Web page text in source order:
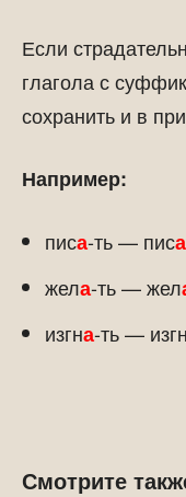
Если
глагола с
сохранить и в
Например:
писа-ть — писа
жела-ть — жел
изгна-ть — изгн
Смотрите